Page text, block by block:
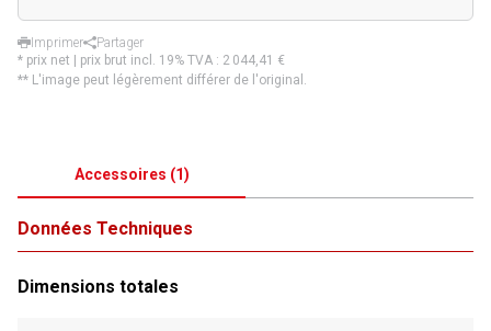
Imprimer
Partager
* prix net | prix brut incl. 19% TVA : 2 044,41 €
** L'image peut légèrement différer de l'original.
Accessoires (1)
Données Techniques
Dimensions totales